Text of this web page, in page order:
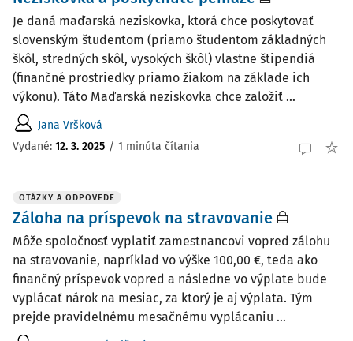
Je daná maďarská neziskovka, ktorá chce poskytovať
slovenským študentom (priamo študentom základných
škôl, stredných skôl, vysokých škôl) vlastne štipendiá
(finančné prostriedky priamo žiakom na základe ich
výkonu). Táto Maďarská neziskovka chce založiť ...
Jana Vršková
Vydané: 12. 3. 2025 / 1 minúta čítania
OTÁZKY A ODPOVEDE
Záloha na príspevok na stravovanie
Môže spoločnosť vyplatiť zamestnancovi vopred zálohu
na stravovanie, napríklad vo výške 100,00 €, teda ako
finančný príspevok vopred a následne vo výplate bude
vyplácať nárok na mesiac, za ktorý je aj výplata. Tým
prejde pravidelnému mesačnému vyplácaniu ...